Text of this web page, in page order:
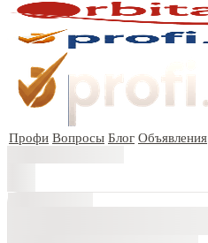
Профи Вопросы Блог Объявления